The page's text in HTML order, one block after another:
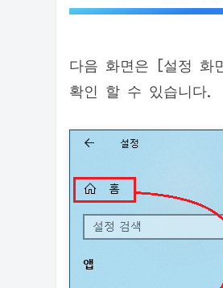
다음 화면은 [설정 화
확인 할 수 있습니다.